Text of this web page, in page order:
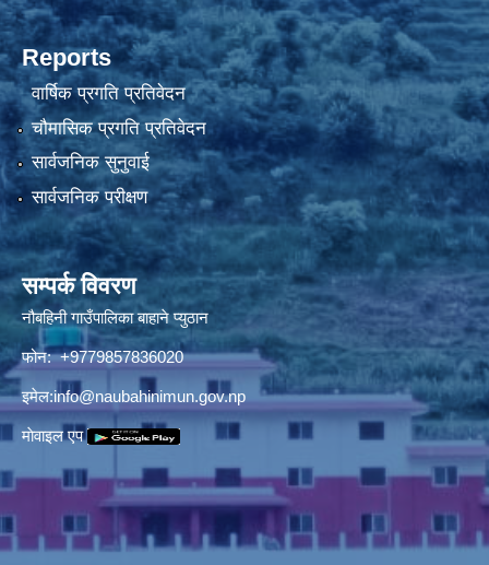
Reports
वार्षिक प्रगति प्रतिवेदन
चौमासिक प्रगति प्रतिवेदन
सार्वजनिक सुनुवाई
सार्वजनिक परीक्षण
सम्पर्क विवरण
नौबहिनी गाउँपालिका बाहाने प्युठान
फोन: +9779857836020
इमेल:info@naubahinimun.gov.np
माेवाइल एप